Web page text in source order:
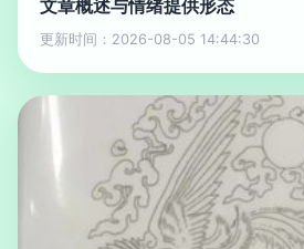
文章概述与情绪提供形态
更新时间：2026-08-05 14:44:30